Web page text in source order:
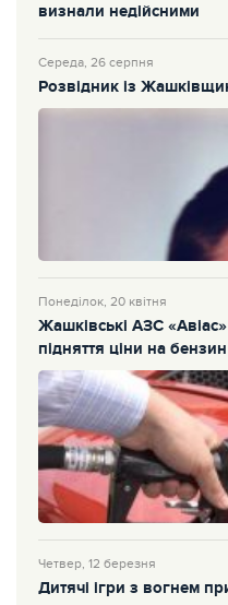
визнали недійсними
Середа, 26 серпня
Розвідник із
Понеділок, 20 квітня
Жашківські АЗС
підняття ціни на бензин
Четвер, 12 березня
Дитячі ігри з вогнем